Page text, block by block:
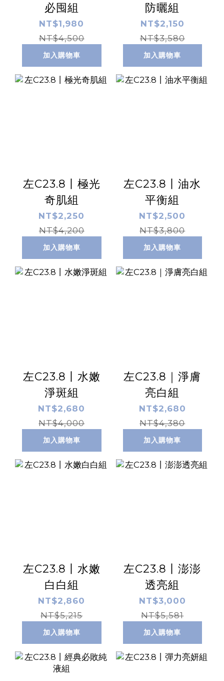
必囤組
NT$1,980
NT$4,500
加入購物車
防曬組
NT$2,150
NT$3,580
加入購物車
左C23.8丨極光
奇肌組
NT$2,250
NT$4,200
加入購物車
左C23.8丨油水
平衡組
NT$2,500
NT$3,800
加入購物車
左C23.8丨水嫩
淨斑組
NT$2,680
NT$4,000
加入購物車
左C23.8｜淨膚
亮白組
NT$2,680
NT$4,380
加入購物車
左C23.8丨水嫩
白白組
NT$2,860
NT$5,215
加入購物車
左C23.8丨澎澎
透亮組
NT$3,000
NT$5,581
加入購物車